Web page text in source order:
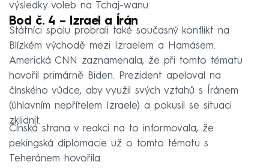
výsledky voleb na Tchaj-wanu.
Bod č. 4 – Izrael a Írán
Státníci spolu probrali také současný konflikt na
Blízkém východě mezi Izraelem a Hamásem.
Americká CNN zaznamenala, že při tomto tématu
hovořil primárně Biden. Prezident apeloval na
čínského vůdce, aby využil svých vztahů s Íránem
(úhlavním nepřítelem Izraele) a pokusil se situaci
zklidnit.
Čínská strana v reakci na to informovala, že
pekingská diplomacie už o tomto tématu s
Teheránem hovořila.